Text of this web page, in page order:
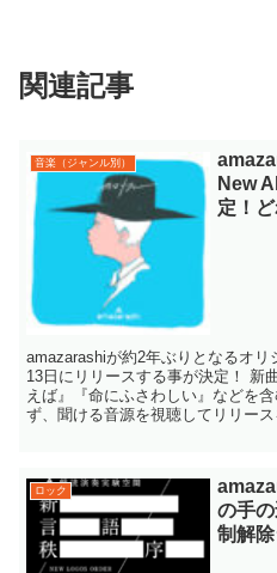
関連記事
音楽（ジャンル別）
New
定！
amazarashiが約2年ぶりとなるオリ
13日にリリースする事が決定！ 新
えば』『命にふさわしい』などを
ず、聞ける音源を視聴してリリース
ロック
の手
制解